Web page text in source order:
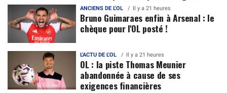
ANCIENS DE L'OL Il y a 21 heures
Bruno Guimaraes enfin à Arsenal : le
chèque pour l'OL posté !
L'ACTU DE L'OL Il y a 21 heures
OL : la piste Thomas Meunier
abandonnée à cause de ses
exigences financières